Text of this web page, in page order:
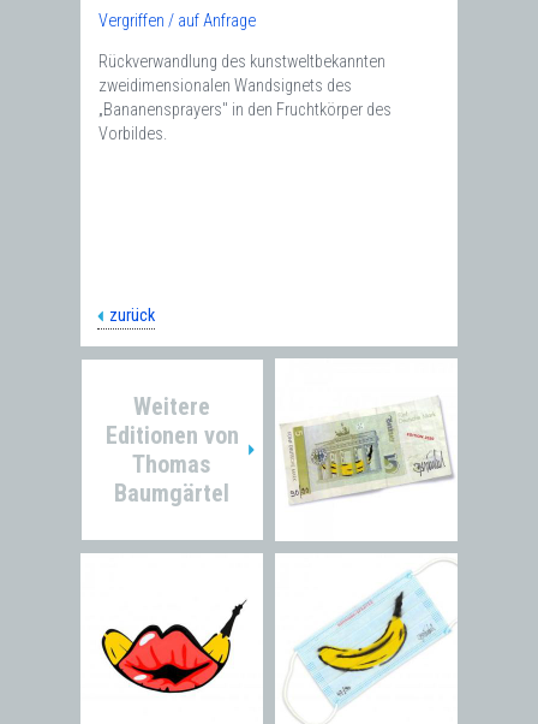
Vergriffen / auf Anfrage
Rückverwandlung des kunstweltbekannten
zweidimensionalen Wandsignets des
„Bananensprayers" in den Fruchtkörper des
Vorbildes.
zurück
Weitere
Editionen von
Thomas
Baumgärtel